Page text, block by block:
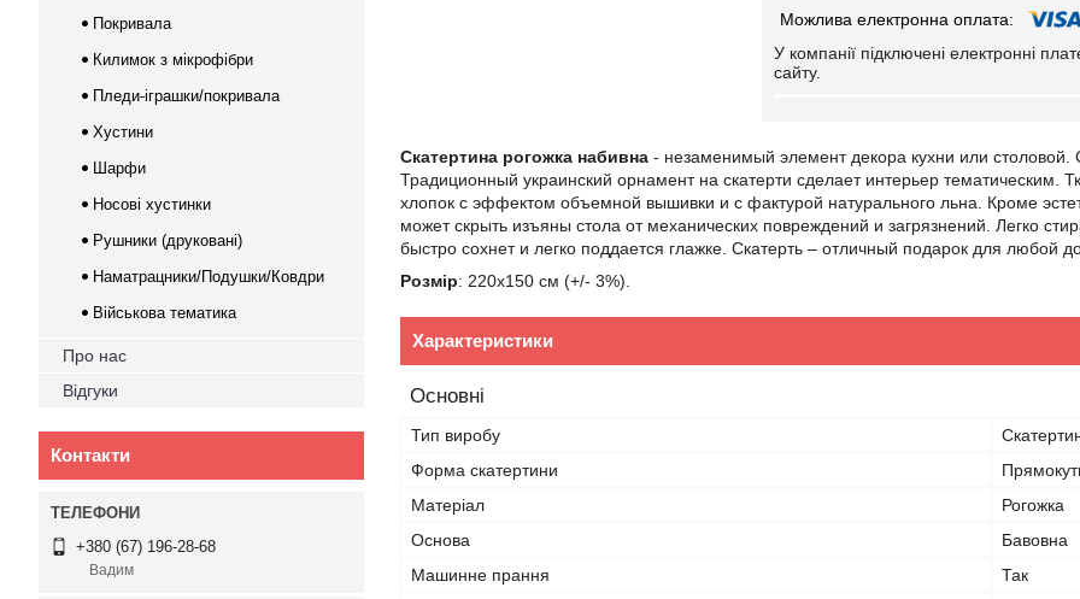
У компанії підключені електронні
сайту.
Скатертина рогожка набивна - незаменимый элемент декора кухни или столовой.
Традиционный украинский орнамент на скатерти сделает интерьер тематическим.
хлопок с эффектом объемной вышивки и с фактурой натурального льна. Кроме
может скрыть изъяны стола от механических повреждений и загрязнений. Легко
быстро сохнет и легко поддается глажке. Скатерть – отличный подарок для любой
Розмір: 220х150 см (+/- 3%).
Характеристики
Основні
Тип виробу
Форма скатертини
Матеріал
Рогожка
Основа
Бавовна
Машинне прання
Так
Покривала
Килимок з мікрофібри
Пледи-іграшки/покривала
Хустини
Шарфи
Носові хустинки
Рушники (друковані)
Наматрацники/Подушки/Ковдри
Військова тематика
Про нас
Відгуки
Контакти
+380 (67) 196-28-68
Вадим